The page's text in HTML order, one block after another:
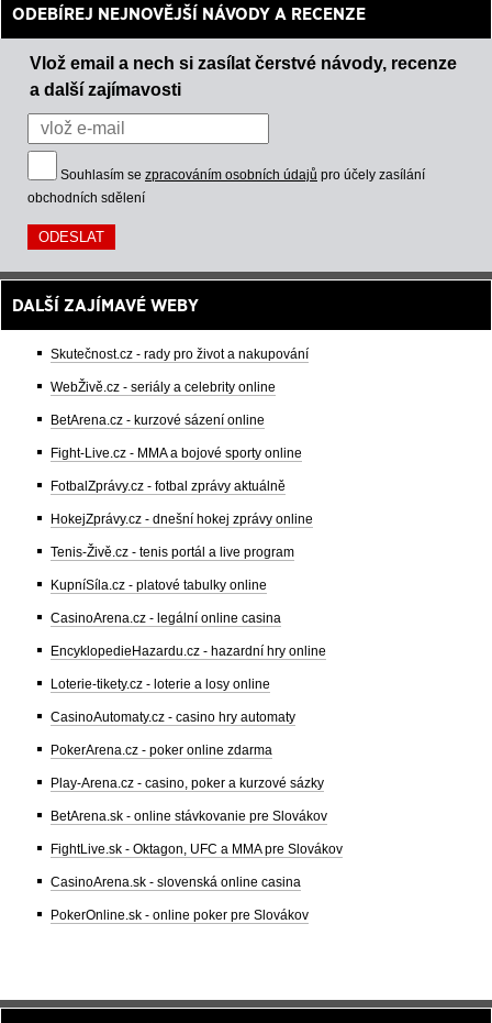
ODEBÍREJ NEJNOVĚJŠÍ NÁVODY A RECENZE
Vlož email a nech si zasílat čerstvé návody, recenze
a další zajímavosti
Souhlasím se zpracováním osobních údajů pro účely zasílání
obchodních sdělení
DALŠÍ ZAJÍMAVÉ WEBY
Skutečnost.cz - rady pro život a nakupování
WebŽivě.cz - seriály a celebrity online
BetArena.cz - kurzové sázení online
Fight-Live.cz - MMA a bojové sporty online
FotbalZprávy.cz - fotbal zprávy aktuálně
HokejZprávy.cz - dnešní hokej zprávy online
Tenis-Živě.cz - tenis portál a live program
KupníSíla.cz - platové tabulky online
CasinoArena.cz - legální online casina
EncyklopedieHazardu.cz - hazardní hry online
Loterie-tikety.cz - loterie a losy online
CasinoAutomaty.cz - casino hry automaty
PokerArena.cz - poker online zdarma
Play-Arena.cz - casino, poker a kurzové sázky
BetArena.sk - online stávkovanie pre Slovákov
FightLive.sk - Oktagon, UFC a MMA pre Slovákov
CasinoArena.sk - slovenská online casina
PokerOnline.sk - online poker pre Slovákov